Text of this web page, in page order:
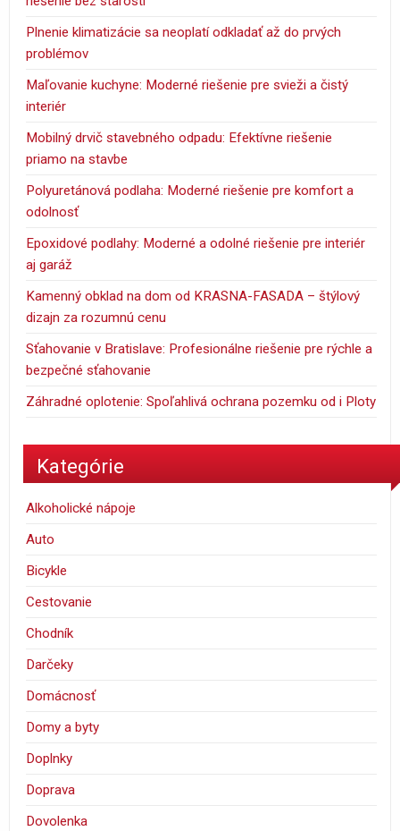
Plnenie klimatizácie sa neoplatí odkladať až do prvých
problémov
Maľovanie kuchyne: Moderné riešenie pre svieži a čistý
interiér
Mobilný drvič stavebného odpadu: Efektívne riešenie
priamo na stavbe
Polyuretánová podlaha: Moderné riešenie pre komfort a
odolnosť
Epoxidové podlahy: Moderné a odolné riešenie pre interiér
aj garáž
Kamenný obklad na dom od KRASNA-FASADA – štýlový
dizajn za rozumnú cenu
Sťahovanie v Bratislave: Profesionálne riešenie pre rýchle a
bezpečné sťahovanie
Záhradné oplotenie: Spoľahlivá ochrana pozemku od i Ploty
Kategórie
Alkoholické nápoje
Auto
Bicykle
Cestovanie
Chodník
Darčeky
Domácnosť
Domy a byty
Doplnky
Doprava
Dovolenka